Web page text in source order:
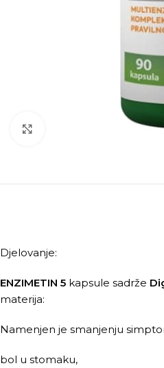
Kliknite za povećanje
Djelovanje:
ENZIMETIN 5 kapsule sadrže
materija:
Namenjen je smanjenju
bol u stomaku,